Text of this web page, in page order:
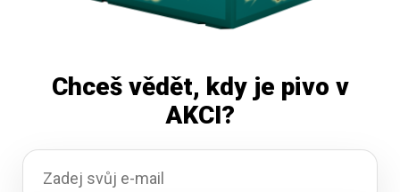
Huhňák Maxx 11 světlý ležák 30L
Chceš vědět, kdy je pivo v
AKCI?